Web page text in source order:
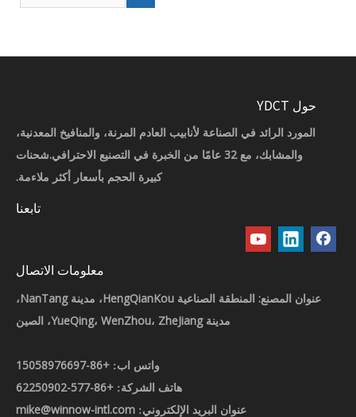
حول YDCT
المورد الرائد في الصناعة لأنابيب العادم المرنة، والمنافيخ المعدنية،
والمشابك، مع 32 عامًا من الخبرة في التصنيع الاحترافي.شحنات
كبيرة الحجم بأسعار أكثر ملاءمة.
تابعنا
معلومات الاتصال
عنوان المصنع: المنطقة الصناعية HengQianKou، مدينة NanTang،
مدينة YueQing، WenZhou، ZheJiang، الصين
واتس اب: +86-15058976697
هاتف الشركة: +86-577-62250902
عنوان البريد الإلكتروني: mike@winnow-intl.com